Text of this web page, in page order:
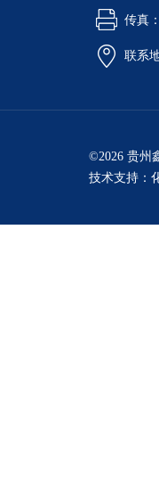
传真
联系
©2026 贵州
技术支持：